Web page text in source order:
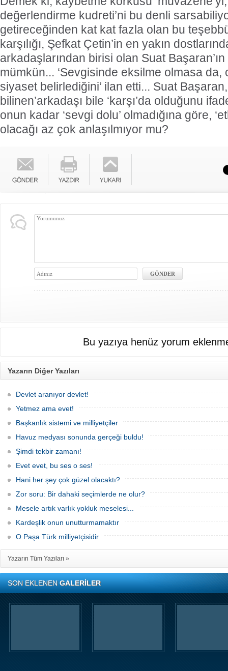
değerlendirme kudreti’ni bu denli
getireceğinden kat kat fazla olan bu
karşılığı, Şefkat Çetin’in en yakın
arkadaşlarından birisi olan Suat Başaran’ın
mümkün... ‘Sevgisinde eksilme olmasa da,
siyaset belirlediğini’ ilan etti... Suat
bilinen’arkadaşı bile ‘karşı’da olduğunu
onun kadar ‘sevgi dolu’ olmadığına göre,
olacağı az çok anlaşılmıyor mu?
Bu yazıya henüz yorum
Yazarın Diğer Yazıları
Devlet aranıyor devlet!
Yetmez ama evet!
Başkanlık sistemi ve milliyetçiler
Havuz medyası sonunda gerçeği buldu!
Şimdi tekbir zamanı!
Evet evet, bu ses o ses!
Hani her şey çok güzel olacaktı?
Zor soru: Bir dahaki seçimlerde ne olur?
Mesele artık varlık yokluk meselesi...
Kardeşlik onun unutturmamaktır
O Paşa Türk milliyetçisidir
Yazarın Tüm Yazıları »
SON EKLENENGALERİLER